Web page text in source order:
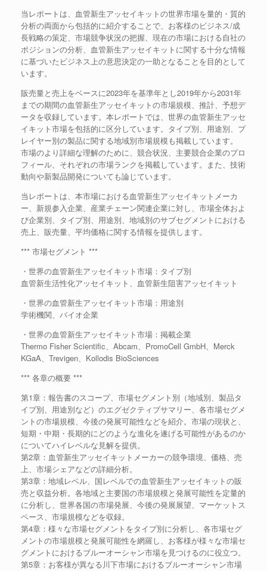
当レポートは、血管新生アッセイキットの世界市場を量的・質的
分析の両面から包括的に紹介することで、お客様のビジネス/成
長戦略の策定、市場競争状況の把握、現在の市場における自社の
ポジションの分析、血管新生アッセイキットに関する十分な情報
に基づいたビジネス上の意思決定の一助となることを目的として
います。
販売量と売上をベースに2023年を基準年とし2019年から2031年
までの期間の血管新生アッセイキットの市場規模、推計、予想デ
ータを収録しています。本レポートでは、世界の血管新生アッセ
イキット市場を包括的に区分しています。タイプ別、用途別、プ
レイヤー別の製品に関する地域別市場規模も掲載しています。
市場のより詳細な理解のために、競合状況、主要競合企業のプロ
フィール、それぞれの市場ランクを掲載しています。また、技術
動向や新製品開発についても論じています。
当レポートは、本市場における血管新生アッセイキットメーカ
ー、新規参入企業、産業チェーン関連企業に対し、市場全体およ
び企業別、タイプ別、用途別、地域別のサブセグメントにおける
売上、販売量、平均価格に関する情報を提供します。
*** 市場セグメント ***
・世界の血管新生アッセイキット市場：タイプ別
血管新生活性化アッセイキット、血管新生阻害アッセイキット
・世界の血管新生アッセイキット市場：用途別
学術機関、バイオ企業
・世界の血管新生アッセイキット市場：掲載企業
Thermo Fisher Scientific、Abcam、PromoCell GmbH、Merck
KGaA、Trevigen、Kollodis BioSciences
*** 各章の概要 ***
第1章：報告書のスコープ、市場セグメント別（地域別、製品タ
イプ別、用途別など）のエグゼクティブサマリー、各市場セグメ
ントの市場規模、今後の発展可能性などを紹介。市場の現状と、
短期・中期・長期的にどのような進化を遂げる可能性があるのか
についてハイレベルな見解を提供。
第2章：血管新生アッセイキットメーカーの競争環境、価格、売
上、市場シェアなどの詳細分析。
第3章：地域レベル、国レベルでの血管新生アッセイキットの販
売と収益分析。各地域と主要国の市場規模と発展可能性を定量的
に分析し、世界各国の市場発展、今後の発展展望、マーケットス
ペース、市場規模などを収録。
第4章：様々な市場セグメントをタイプ別に分析し、各市場セグ
メントの市場規模と発展可能性を網羅し、お客様が様々な市場セ
グメントにおけるブルーオーシャン市場を見つけるのに役立つ。
第5章：お客様が異なる川下市場におけるブルーオーシャン市場